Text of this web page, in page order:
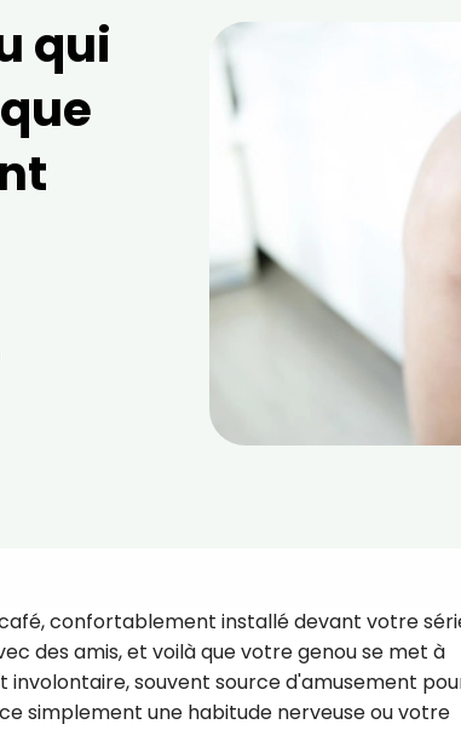
qui
confortablement installé devant votre
des amis, et voilà que votre genou se met à
souvent source d'amusement
simplement une habitude nerveuse ou votre